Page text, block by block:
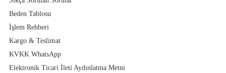
Beden Tablosu
İşlem Rehberi
Kargo & Teslimat
KVKK WhatsApp
Elektronik Ticari İleti Aydınlatma Metni